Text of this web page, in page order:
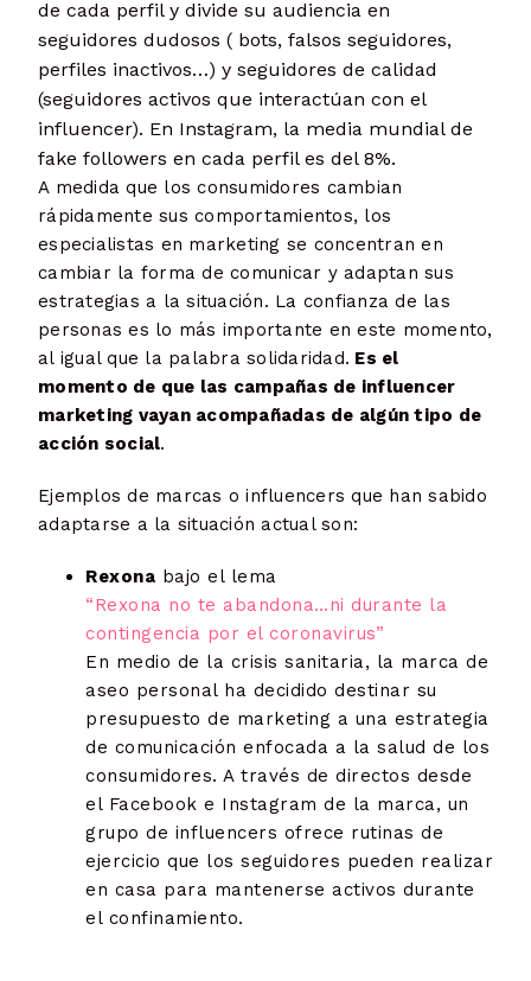
de cada perfil y divide su audiencia en
seguidores dudosos ( bots, falsos seguidores,
perfiles inactivos…) y seguidores de calidad
(seguidores activos que interactúan con el
influencer). En Instagram, la media mundial de
fake followers en cada perfil es del 8%.
A medida que los consumidores cambian
rápidamente sus comportamientos, los
especialistas en marketing se concentran en
cambiar la forma de comunicar y adaptan sus
estrategias a la situación. La confianza de las
personas es lo más importante en este momento,
al igual que la palabra solidaridad. Es el
momento de que las campañas de influencer
marketing vayan acompañadas de algún tipo de
acción social.
Ejemplos de marcas o influencers que han sabido
adaptarse a la situación actual son:
Rexona bajo el lema
“Rexona no te abandona…ni durante la
contingencia por el coronavirus”
En medio de la crisis sanitaria, la marca de
aseo personal ha decidido destinar su
presupuesto de marketing a una estrategia
de comunicación enfocada a la salud de los
consumidores. A través de directos desde
el Facebook e Instagram de la marca, un
grupo de influencers ofrece rutinas de
ejercicio que los seguidores pueden realizar
en casa para mantenerse activos durante
el confinamiento.